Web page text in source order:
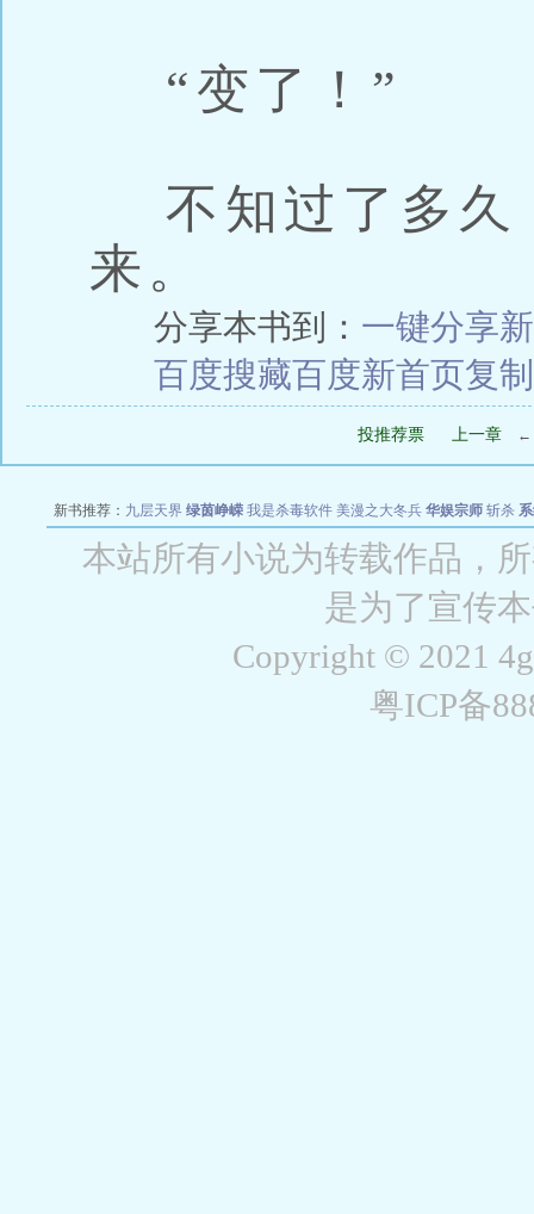
“变了！”
不知过了多久
来。
分享本书到： 一键分享
百度搜藏百度新首页复
投推荐票 上一章 ←
新书推荐： 九层天界 绿茵峥嵘 我是杀毒软件 美漫之大冬兵 华娱宗师 斩杀
战争天堂 混元道纪 教练万岁 都市全能巨星 绝对交易 全职武神 位面复
本站所有小说为转载作品，
是为了宣传
Copyright © 2021
粤ICP备